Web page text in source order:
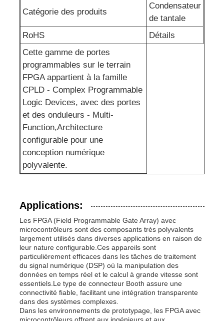
Catégorie des produits
Condensateur
de tantale
RoHS
Détails
Cette gamme de portes
programmables sur le terrain
FPGA appartient à la famille
CPLD - Complex Programmable
Logic Devices, avec des portes
et des onduleurs - Multi-
Function,Architecture
configurable pour une
conception numérique
polyvalente.
Applications:
Les FPGA (Field Programmable Gate Array) avec
microcontrôleurs sont des composants très polyvalents
largement utilisés dans diverses applications en raison de
leur nature configurable.Ces appareils sont
particulièrement efficaces dans les tâches de traitement
du signal numérique (DSP) où la manipulation des
données en temps réel et le calcul à grande vitesse sont
essentiels.Le type de connecteur Booth assure une
connectivité fiable, facilitant une intégration transparente
dans des systèmes complexes.
Dans les environnements de prototypage, les FPGA avec
microcontrôleurs offrent aux ingénieurs et aux